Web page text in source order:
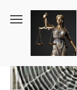
содержанию